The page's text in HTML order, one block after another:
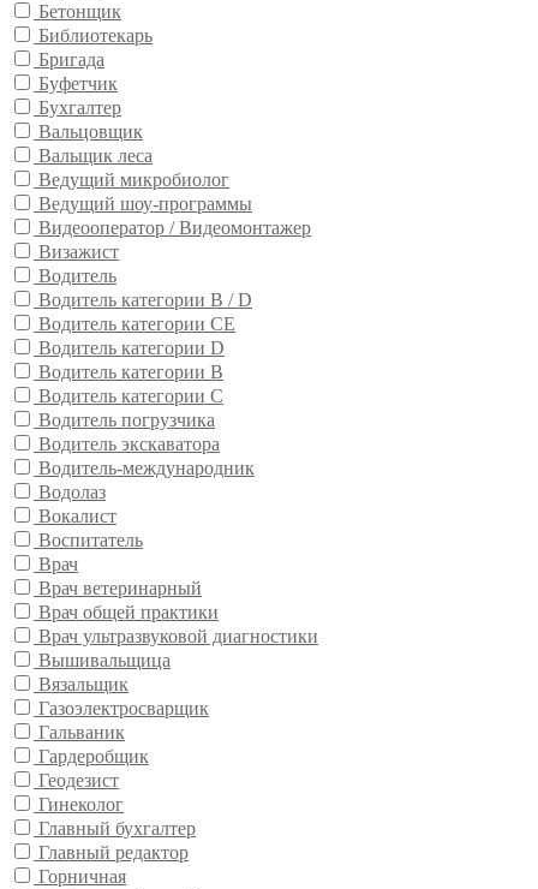
Бетонщик
Библиотекарь
Бригада
Буфетчик
Бухгалтер
Вальцовщик
Вальщик леса
Ведущий микробиолог
Ведущий шоу-программы
Видеооператор / Видеомонтажер
Визажист
Водитель
Водитель категории B / D
Водитель категории CE
Водитель категории D
Водитель категории В
Водитель категории С
Водитель погрузчика
Водитель экскаватора
Водитель-международник
Водолаз
Вокалист
Воспитатель
Врач
Врач ветеринарный
Врач общей практики
Врач ультразвуковой диагностики
Вышивальщица
Вязальщик
Газоэлектросварщик
Гальваник
Гардеробщик
Геодезист
Гинеколог
Главный бухгалтер
Главный редактор
Горничная